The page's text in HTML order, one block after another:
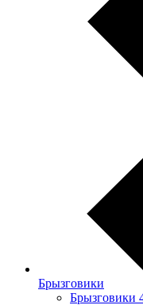
Брызговики
Брызговики